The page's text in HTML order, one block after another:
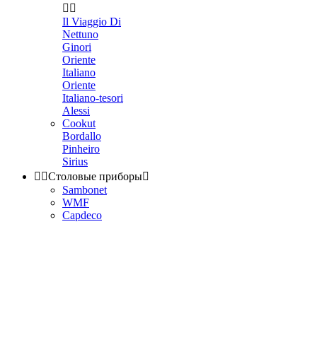
 
Il Viaggio Di
Nettuno
Ginori
Oriente
Italiano
Oriente
Italiano-tesori
Alessi
Cookut
Bordallo
Pinheiro
Sirius
 Столовые приборы
Sambonet
WMF
Capdeco